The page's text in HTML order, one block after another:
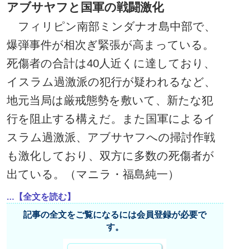
アブサヤフと国軍の戦闘激化
フィリピン南部ミンダナオ島中部で、
爆弾事件が相次ぎ緊張が高まっている。
死傷者の合計は40人近くに達しており、
イスラム過激派の犯行が疑われるなど、
地元当局は厳戒態勢を敷いて、新たな犯
行を阻止する構えだ。また国軍によるイ
スラム過激派、アブサヤフへの掃討作戦
も激化しており、双方に多数の死傷者が
出ている。（マニラ・福島純一）
...【全文を読む】
記事の全文をご覧になるには会員登録が必要で
す。